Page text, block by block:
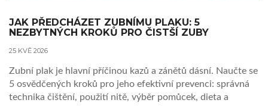
JAK PŘEDCHÁZET ZUBNÍMU PLAKU: 5
NEZBYTNÝCH KROKŮ PRO ČISTŠÍ ZUBY
25 KVĚ 2026
Zubní plak je hlavní příčinou kazů a zánětů dásní. Naučte se
5 osvědčených kroků pro jeho efektivní prevenci: správná
technika čištění, použití nitě, výběr pomůcek, dieta a